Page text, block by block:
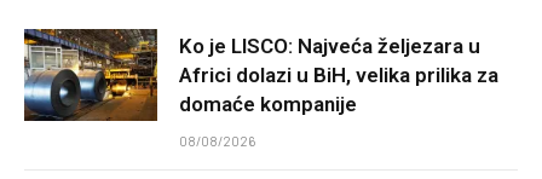
Ko je LISCO: Najveća željezara u
Africi dolazi u BiH, velika prilika za
domaće kompanije
08/08/2026